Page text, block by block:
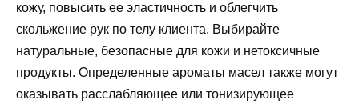
кожу, повысить ее эластичность и облегчить
скольжение рук по телу клиента. Выбирайте
натуральные, безопасные для кожи и нетоксичные
продукты. Определенные ароматы масел также могут
оказывать расслабляющее или тонизирующее